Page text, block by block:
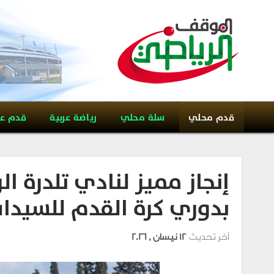
قدم محلي سلة محلي رياضة عربية قدم
إنجاز مميز لنادي
بدوري كرة القدم
آخر تحديث 12 نيسان , 2026